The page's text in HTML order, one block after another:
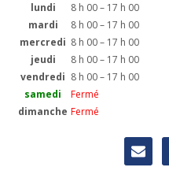
lundi
8 h 00 – 17 h 00
mardi
8 h 00 – 17 h 00
mercredi 8 h 00 – 17 h 00
jeudi
8 h 00 – 17 h 00
vendredi 8 h 00 – 17 h 00
samedi
Fermé
dimanche Fermé
